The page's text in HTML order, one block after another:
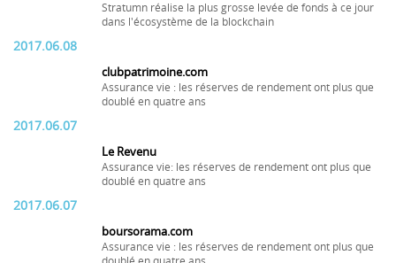
Stratumn réalise la plus grosse levée de fonds à ce jour
dans l'écosystème de la blockchain
2017.06.08
clubpatrimoine.com
Assurance vie : les réserves de rendement ont plus que
doublé en quatre ans
2017.06.07
Le Revenu
Assurance vie: les réserves de rendement ont plus que
doublé en quatre ans
2017.06.07
boursorama.com
Assurance vie : les réserves de rendement ont plus que